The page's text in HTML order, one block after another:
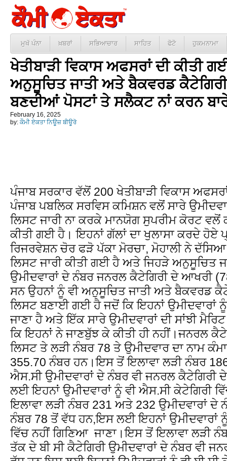
ਮੁਖੱ ਪੰਨਾ ਖ਼ਬਰਾਂ ਸਭਿਆਚਾਰ ਸਾਹਿਤ ਫੋਟੋ ਹੁਕਮਨਾਮਾ
ਖੇਤੀਬਾੜੀ ਵਿਕਾਸ ਅਫਸਰਾਂ ਦੀ ਕੀਤੀ
ਅਨੁਸੂਚਿਤ ਜਾਤੀ ਅਤੇ ਬੈਕਵਰਡ
ਬਣਦੀਆਂ ਪੋਸਟਾਂ ਤੇ ਸਲੈਕਟ ਨਾਂ ਕਰਨ
February 16, 2025
by: ਕੌਮੀ ਏਕਤਾ ਨਿਊਜ਼ ਬੀਊਰੋ
ਪੰਜਾਬ ਸਰਕਾਰ ਵੱਲੋਂ 200 ਖੇਤੀਬਾੜੀ ਵਿਕਾਸ
ਪੰਜਾਬ ਪਬਲਿਕ ਸਰਵਿਸ ਕਮਿਸ਼ਨ ਵਲੋਂ ਸਾਰੇ
ਲਿਸਟ ਜਾਰੀ ਨਾ ਕਰਕੇ ਮਾਨਯੋਗ ਸੁਪਰੀਮ ਕੋਰਟ
ਕੀਤੀ ਗਈ ਹੈ। ਇਹਨਾਂ ਗੱਲਾਂ ਦਾ ਖੁਲਾਸਾ ਕਰਦੇ ਹੋਏ
ਰਿਜਰਵੇਸ਼ਨ ਚੋਰ ਫੜੋ ਪੱਕਾ ਮੋਰਚਾ, ਮੋਹਾਲੀ ਨੇ
ਲਿਸਟ ਜਾਰੀ ਕੀਤੀ ਗਈ ਹੈ ਅਤੇ ਜਿਹੜੇ ਅਨੁਸੂਚਿਤ
ਉਮੀਦਵਾਰਾਂ ਦੇ ਨੰਬਰ ਜਨਰਲ ਕੈਟੇਗਿਰੀ ਦੇ ਆਖਰੀ
ਸਨ ਉਹਨਾਂ ਨੂੰ ਵੀ ਅਨੁਸੂਚਿਤ ਜਾਤੀ ਅਤੇ ਬੈਕਵਰਡ
ਲਿਸਟ ਬਣਾਈ ਗਈ ਹੈ ਜਦੋਂ ਕਿ ਇਹਨਾਂ ਉਮੀਦਵਾਰਾਂ
ਜਾਣਾ ਹੈ ਅਤੇ ਇੱਕ ਸਾਰੇ ਉਮੀਦਵਾਰਾਂ ਦੀ ਸਾਂਝੀ ਮੈਰਿਟ
ਕਿ ਇਹਨਾਂ ਨੇ ਜਾਣਬੁੱਝ ਕੇ ਕੀਤੀ ਹੀ ਨਹੀਂ।ਜਨਰਲ
ਲਿਸਟ ਤੇ ਲੜੀ ਨੰਬਰ 78 ਤੇ ਉਮੀਦਵਾਰ ਦਾ ਨਾਮ
355.70 ਨੰਬਰ ਹਨ।ਇਸ ਤੋਂ ਇਲਾਵਾ ਲੜੀ ਨੰਬਰ
ਐਸ.ਸੀ ਉਮੀਦਵਾਰਾਂ ਦੇ ਨੰਬਰ ਵੀ ਜਨਰਲ ਕੈਟੇਗਿਰੀ
ਲਈ ਇਹਨਾਂ ਉਮੀਦਵਾਰਾਂ ਨੂੰ ਵੀ ਐਸ.ਸੀ ਕੇਟੇਗਿਰੀ
ਇਲਾਵਾ ਲੜੀ ਨੰਬਰ 231 ਅਤੇ 232 ਉਮੀਦਵਾਰਾਂ ਦੇ
ਨੰਬਰ 78 ਤੋਂ ਵੱਧ ਹਨ,ਇਸ ਲਈ ਇਹਨਾਂ ਉਮੀਦਵਾਰਾਂ ਨੂੰ
ਵਿੱਚ ਨਹੀਂ ਗਿਣਿਆ ਜਾਣਾ।ਇਸ ਤੋਂ ਇਲਾਵਾ ਲੜੀ
ਤੱਕ ਦੇ ਬੀ ਸੀ ਕੈਟੇਗਿਰੀ ਉਮੀਦਵਾਰਾਂ ਦੇ ਨੰਬਰ ਵੀ